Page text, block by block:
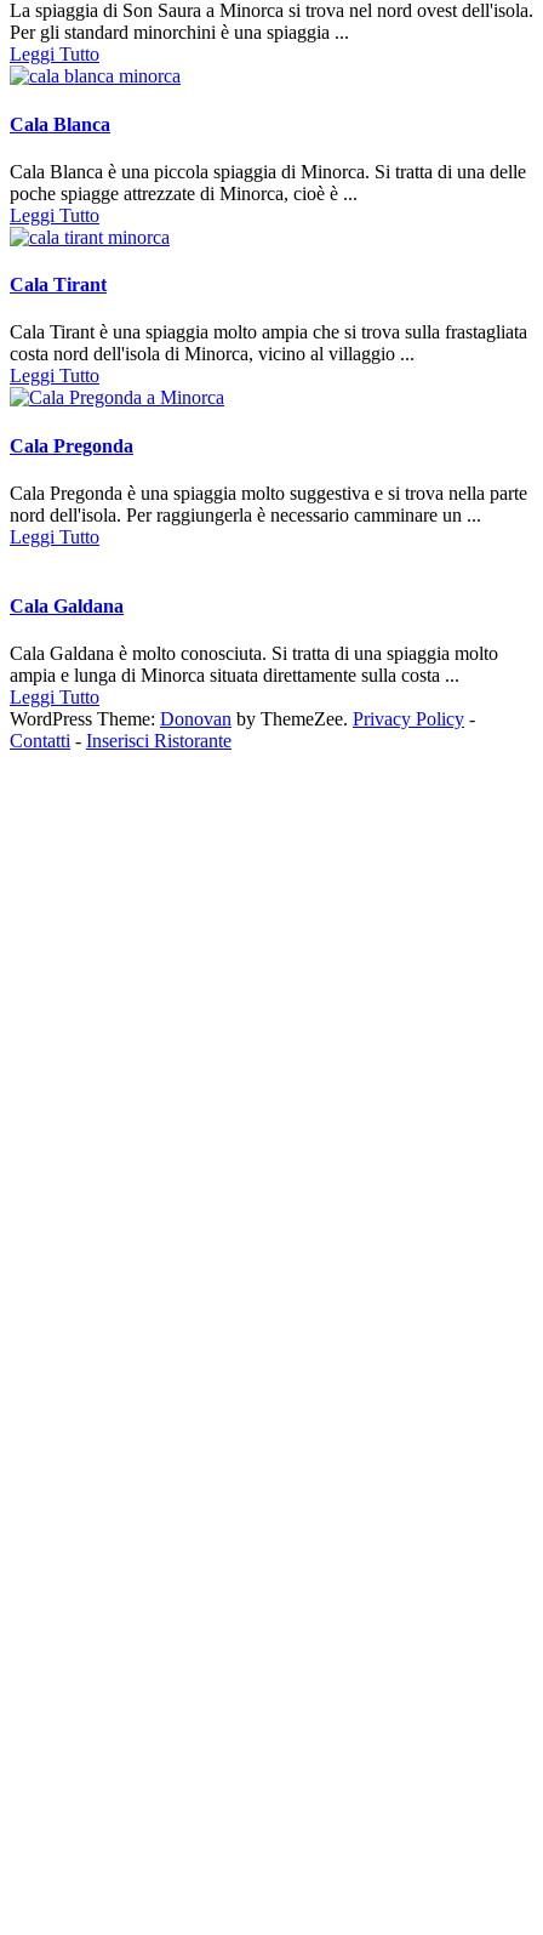
La spiaggia di Son Saura a Minorca si trova nel nord ovest dell'isola.
Per gli standard minorchini è una spiaggia ...
Leggi Tutto
Cala Blanca
Cala Blanca è una piccola spiaggia di Minorca. Si tratta di una delle
poche spiagge attrezzate di Minorca, cioè è ...
Leggi Tutto
Cala Tirant
Cala Tirant è una spiaggia molto ampia che si trova sulla frastagliata
costa nord dell'isola di Minorca, vicino al villaggio ...
Leggi Tutto
Cala Pregonda
Cala Pregonda è una spiaggia molto suggestiva e si trova nella parte
nord dell'isola. Per raggiungerla è necessario camminare un ...
Leggi Tutto
Cala Galdana
Cala Galdana è molto conosciuta. Si tratta di una spiaggia molto
ampia e lunga di Minorca situata direttamente sulla costa ...
Leggi Tutto
WordPress Theme: Donovan by ThemeZee. Privacy Policy -
Contatti - Inserisci Ristorante